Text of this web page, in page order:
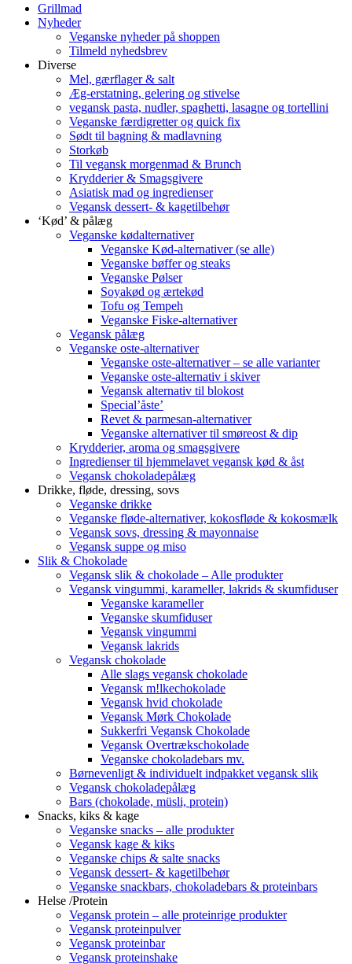
Grillmad
Nyheder
Veganske nyheder på shoppen
Tilmeld nyhedsbrev
Diverse
Mel, gærflager & salt
Æg-erstatning, gelering og stivelse
vegansk pasta, nudler, spaghetti, lasagne og tortellini
Veganske færdigretter og quick fix
Sødt til bagning & madlavning
Storkøb
Til vegansk morgenmad & Brunch
Krydderier & Smagsgivere
Asiatisk mad og ingredienser
Vegansk dessert- & kagetilbehør
‘Kød’ & pålæg
Veganske kødalternativer
Veganske Kød-alternativer (se alle)
Veganske bøffer og steaks
Veganske Pølser
Soyakød og ærtekød
Tofu og Tempeh
Veganske Fiske-alternativer
Vegansk pålæg
Veganske oste-alternativer
Veganske oste-alternativer – se alle varianter
Veganske oste-alternativ i skiver
Vegansk alternativ til blokost
Special’åste’
Revet & parmesan-alternativer
Veganske alternativer til smøreost & dip
Krydderier, aroma og smagsgivere
Ingredienser til hjemmelavet vegansk kød & åst
Vegansk chokoladepålæg
Drikke, fløde, dressing, sovs
Veganske drikke
Veganske fløde-alternativer, kokosfløde & kokosmælk
Vegansk sovs, dressing & mayonnaise
Vegansk suppe og miso
Slik & Chokolade
Vegansk slik & chokolade – Alle produkter
Vegansk vingummi, karameller, lakrids & skumfiduser
Veganske karameller
Veganske skumfiduser
Vegansk vingummi
Vegansk lakrids
Vegansk chokolade
Alle slags vegansk chokolade
Vegansk m!lkechokolade
Vegansk hvid chokolade
Vegansk Mørk Chokolade
Sukkerfri Vegansk Chokolade
Vegansk Overtrækschokolade
Veganske chokoladebars mv.
Børnevenligt & individuelt indpakket vegansk slik
Vegansk chokoladepålæg
Bars (chokolade, müsli, protein)
Snacks, kiks & kage
Veganske snacks – alle produkter
Vegansk kage & kiks
Veganske chips & salte snacks
Vegansk dessert- & kagetilbehør
Veganske snackbars, chokoladebars & proteinbars
Helse /Protein
Vegansk protein – alle proteinrige produkter
Vegansk proteinpulver
Vegansk proteinbar
Vegansk proteinshake